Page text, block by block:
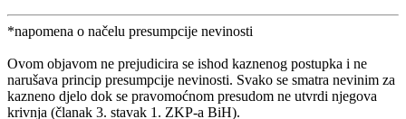
*napomena o načelu presumpcije nevinosti
Ovom objavom ne prejudicira se ishod kaznenog postupka i ne
narušava princip presumpcije nevinosti. Svako se smatra nevinim za
kazneno djelo dok se pravomoćnom presudom ne utvrdi njegova
krivnja (članak 3. stavak 1. ZKP-a BiH).